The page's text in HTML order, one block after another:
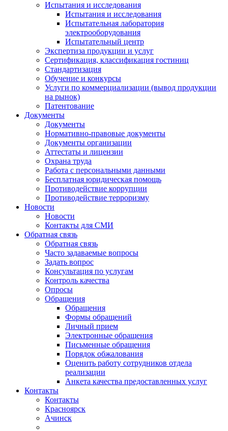
Испытания и исследования
Испытания и исследования
Испытательная лаборатория
электрооборудования
Испытательный центр
Экспертиза продукции и услуг
Сертификация, классификация гостиниц
Стандартизация
Обучение и конкурсы
Услуги по коммерциализации (вывод продукции
на рынок)
Патентование
Документы
Документы
Нормативно-правовые документы
Документы организации
Аттестаты и лицензии
Охрана труда
Работа с персональными данными
Бесплатная юридическая помощь
Противодействие коррупции
Противодействие терроризму
Новости
Новости
Контакты для СМИ
Обратная связь
Обратная связь
Часто задаваемые вопросы
Задать вопрос
Консультация по услугам
Контроль качества
Опросы
Обращения
Обращения
Формы обращений
Личный прием
Электронные обращения
Письменные обращения
Порядок обжалования
Оценить работу сотрудников отдела
реализации
Анкета качества предоставленных услуг
Контакты
Контакты
Красноярск
Ачинск